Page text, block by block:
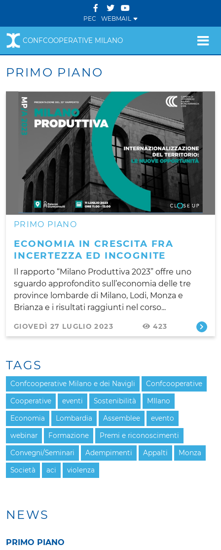
PEC WEBMAIL
CONFCOOPERATIVE MILANO
PRIMO PIANO
PRIMO PIANO
ECONOMIA IN CRESCITA FRA
INCERTEZZA ED INCOGNITE
Il rapporto “Milano Produttiva 2023” offre uno
sguardo approfondito sull’economia delle tre
province lombarde di Milano, Lodi, Monza e
Brianza e i risultati raggiunti nel corso...
GIOVEDÌ 27 LUGLIO 2023 423
NEWS
PRIMO PIANO
TAGS
Confcooperative Milano e dei Navigli Confcooperative
Cooperative eventi Sostenibilità MIlano
Economia Lombardia Assemblee evento
webinar Formazione Premi e riconoscimenti
Convegni/Seminari Adempimenti Appalti Monza
Società aci violenza